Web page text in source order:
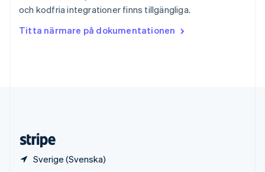
och kodfria integrationer finns tillgängliga.
Titta närmare på dokumentationen
Sverige (Svenska)
ไทยEnglish
English